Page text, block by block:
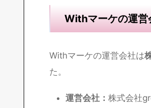
Withマーケの運営
Withマーケの運営会社は
た。
運営会社： 株式会社